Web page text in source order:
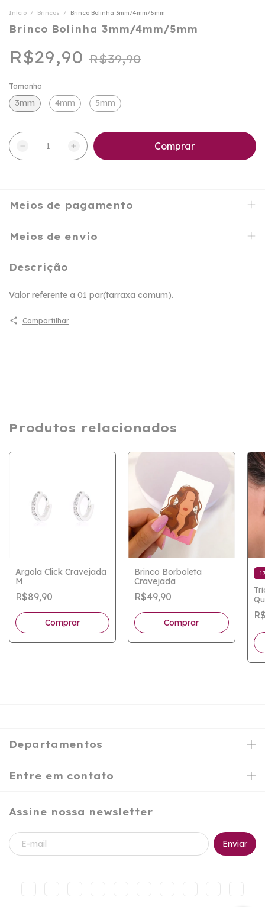
Início / Brincos / Brinco Bolinha 3mm/4mm/5mm
Brinco Bolinha 3mm/4mm/5mm
R$29,90 R$39,90
Tamanho
3mm 4mm 5mm
Meios de pagamento
Meios de envio
Descrição
Valor referente a 01 par(tarraxa comum).
Compartilhar
Produtos relacionados
Argola Click Cravejada
M
R$89,90
Brinco Borboleta
Cravejada
R$49,90
-17
Departamentos
Entre em contato
Assine nossa newsletter